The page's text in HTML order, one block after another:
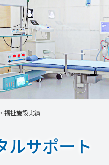
福祉施設実績
ルサポート